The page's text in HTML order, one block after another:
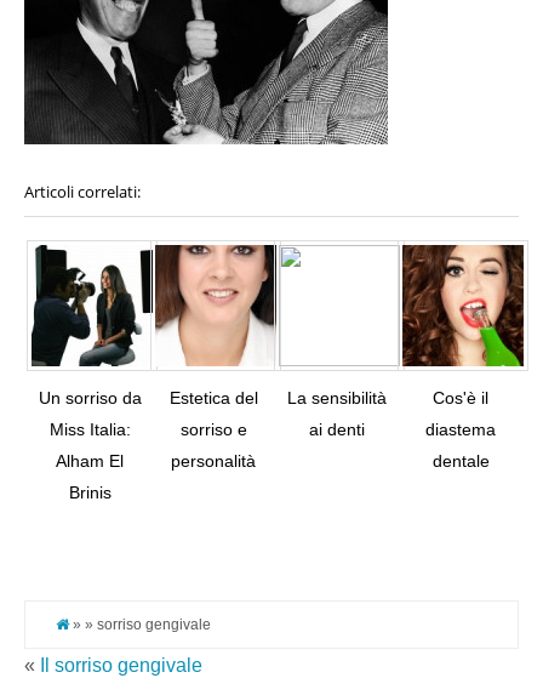
Articoli correlati:
Un sorriso da
Miss Italia:
Alham El
Brinis
Estetica del
sorriso e
personalità
La sensibilità
ai denti
Cos'è il
diastema
dentale
» » sorriso gengivale
«
Il sorriso gengivale